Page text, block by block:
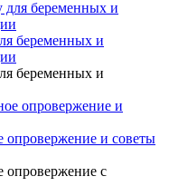
беременных и
беременных и
и советы
опровержение с